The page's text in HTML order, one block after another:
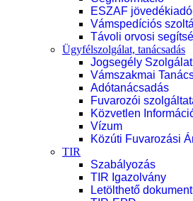
ESZAF
Vámspedíciós
Távoli orvosi
Ügyfélszolgálat, tanácsadás
Jogsegély Szolgálat
Vámszakmai
Adótanácsadás
Fuvarozói
Közvetlen
Vízum
Közúti Fuvarozási
TIR
Szabályozás
TIR Igazolvány
Letölthető